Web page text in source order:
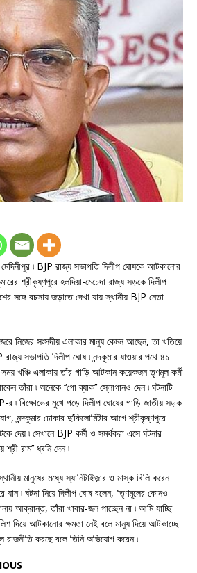
৷ BJP রাজ্য সভাপতি দিলীপ ঘোষকে আটকানোর
শ্রীকৃষ্ণপুরে হলদিয়া-মেচেদা রাজ্য সড়কে দিলীপ
সঙ্গে বচসায় জড়াতে দেখা যায় স্থানীয় BJP নেতা-
নিজের সংসদীয় এলাকার মানুষ কেমন আছেন, তা খতিয়ে
সভাপতি দিলীপ ঘোষ ৷ নন্দকুমার যাওয়ার পথে ৪১
খঞ্চি এলাকায় তাঁর গাড়ি আটকান কয়েকজন তৃণমূল কর্মী
তাঁরা ৷ অনেকে ‘‘গো ব্যাক’’ স্লোগানও দেন ৷ ঘটনাটি
র ৷ বিক্ষোভের মুখে পড়ে দিলীপ ঘোষের গাড়ি জাতীয় সড়ক
নন্দকুমার ঢোকার দু’কিলোমিটার আগে শ্রীকৃষ্ণপুরে
দেয় ৷ সেখানে BJP কর্মী ও সমর্থকরা এসে ঘটনার
রাম’’ ধ্বনি দেন ৷
মানুষের মধ্যে স্যানিটাইজ়ার ও মাস্ক বিলি করেন
৷ ঘটনা নিয়ে দিলীপ ঘোষ বলেন, ‘‘তৃণমূলের কোনও
আক্রান্ত, তাঁরা খাবার-জল পাচ্ছেন না ৷ আমি যাচ্ছি
দিয়ে আটকানোর ক্ষমতা নেই বলে মানুষ দিয়ে আটকাচ্ছে
রাজনীতি করছে বলে তিনি অভিযোগ করেন ৷